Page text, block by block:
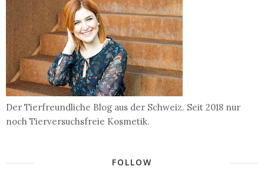
Der Tierfreundliche Blog aus der Schweiz. Seit 2018 nur
noch Tierversuchsfreie Kosmetik.
FOLLOW